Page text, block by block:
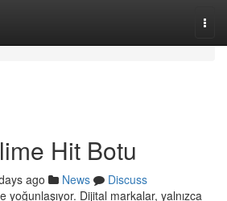
Hit Botu
ago News
Discuss
yoğunlaşıyor. Dijital markalar, yalnızca